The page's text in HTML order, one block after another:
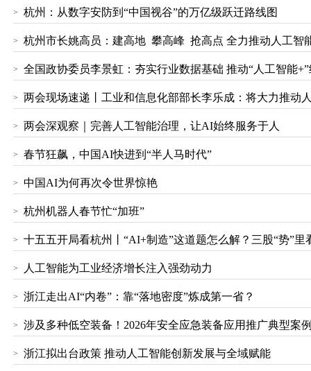
> 杭州：从数字安防到“中国视谷”的万亿级跃迁路线图
> 杭州市长姚高员：建高地 攀高峰 抢高点 全力推动人工智
> 全国政协委员李景虹：夯实行业数据基础 推动“人工智能
> 两会现场速递丨工业和信息化部部长李乐成：将大力推动
> 两会深观察｜完善人工智能治理，让AI始终服务于人
> 春节狂飙，中国AI快进到“半人马时代”
> 中国AI为何再次令世界惊艳
> 杭州机器人春节忙“加班”
> 十五五开局看杭州丨“AI+制造”这道题怎么解？三股“势”里
> 人工智能为工业经济增长注入强劲动力
> 浙江走出AI“内卷”：靠“落地密度”炼成第一省？
> 涉及多种低空装备！2026年安全应急装备应用推广典型案
> 浙江拟出台政策 推动人工智能创新发展与全域赋能